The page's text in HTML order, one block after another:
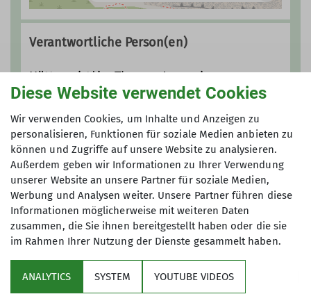
Verantwortliche Person(en)
Hüttenwirt*in: Thomas Jauernig
Hüttenwirt*in: Sabine Jauernig
Hüttenwirt*in: Tini Seemüller
Service
Diese Website verwendet Cookies
Wir verwenden Cookies, um Inhalte und Anzeigen zu
personalisieren, Funktionen für soziale Medien anbieten zu
können und Zugriffe auf unsere Website zu analysieren.
Außerdem geben wir Informationen zu Ihrer Verwendung
unserer Website an unsere Partner für soziale Medien,
Werbung und Analysen weiter. Unsere Partner führen diese
Informationen möglicherweise mit weiteren Daten
zusammen, die Sie ihnen bereitgestellt haben oder die sie
im Rahmen Ihrer Nutzung der Dienste gesammelt haben.
ANALYTICS SYSTEM YOUTUBE VIDEOS